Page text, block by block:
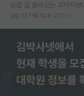
요즘 글 올라오는 꼬라지보
137 12 20073